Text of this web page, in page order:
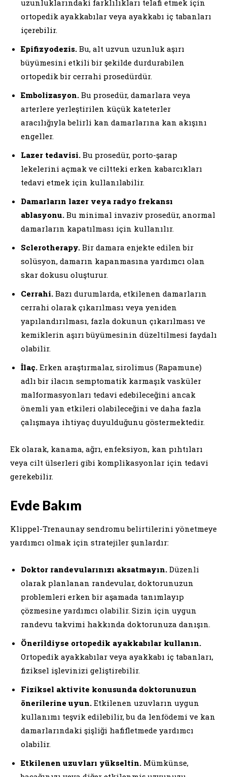
uzunluklarındaki farklılıkları telafi etmek için
ortopedik ayakkabılar veya ayakkabı iç tabanları
içerebilir.
Epifizyodezis. Bu, alt uzvun uzunluk aşırı
büyümesini etkili bir şekilde durdurabilen
ortopedik bir cerrahi prosedürdür.
Embolizasyon. Bu prosedür, damarlara veya
arterlere yerleştirilen küçük kateterler
aracılığıyla belirli kan damarlarına kan akışını
engeller.
Lazer tedavisi. Bu prosedür, porto-şarap
lekelerini açmak ve ciltteki erken kabarcıkları
tedavi etmek için kullanılabilir.
Damarların lazer veya radyo frekansı
ablasyonu. Bu minimal invaziv prosedür, anormal
damarların kapatılması için kullanılır.
Sclerotherapy. Bir damara enjekte edilen bir
solüsyon, damarın kapanmasına yardımcı olan
skar dokusu oluşturur.
Cerrahi. Bazı durumlarda, etkilenen damarların
cerrahi olarak çıkarılması veya yeniden
yapılandırılması, fazla dokunun çıkarılması ve
kemiklerin aşırı büyümesinin düzeltilmesi faydalı
olabilir.
İlaç. Erken araştırmalar, sirolimus (Rapamune)
adlı bir ilacın semptomatik karmaşık vasküler
malformasyonları tedavi edebileceğini ancak
önemli yan etkileri olabileceğini ve daha fazla
çalışmaya ihtiyaç duyulduğunu göstermektedir.
Ek olarak, kanama, ağrı, enfeksiyon, kan pıhtıları
veya cilt ülserleri gibi komplikasyonlar için tedavi
gerekebilir.
Evde Bakım
Klippel-Trenaunay sendromu belirtilerini yönetmeye
yardımcı olmak için stratejiler şunlardır:
Doktor randevularınızı aksatmayın. Düzenli
olarak planlanan randevular, doktorunuzun
problemleri erken bir aşamada tanımlayıp
çözmesine yardımcı olabilir. Sizin için uygun
randevu takvimi hakkında doktorunuza danışın.
Önerildiyse ortopedik ayakkabılar kullanın.
Ortopedik ayakkabılar veya ayakkabı iç tabanları,
fiziksel işlevinizi geliştirebilir.
Fiziksel aktivite konusunda doktorunuzun
önerilerine uyun. Etkilenen uzuvların uygun
kullanımı teşvik edilebilir, bu da lenfödemi ve kan
damarlarındaki şişliği hafifletmede yardımcı
olabilir.
Etkilenen uzuvları yükseltin. Mümkünse,